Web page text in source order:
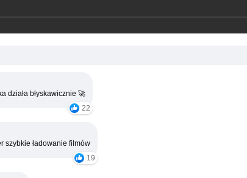
działa błyskawicznie 🚀
22
szybkie ładowanie filmów
19